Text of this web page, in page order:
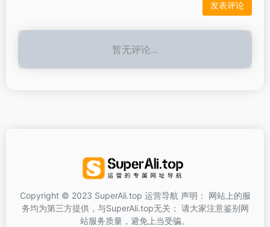
暂无评论...
Copyright © 2023 SuperAli.top 运营导航 声明： 网站上的服
务均为第三方提供，与SuperAli.top无关； 请大家注意鉴别网
站服务质量，避免上当受骗。